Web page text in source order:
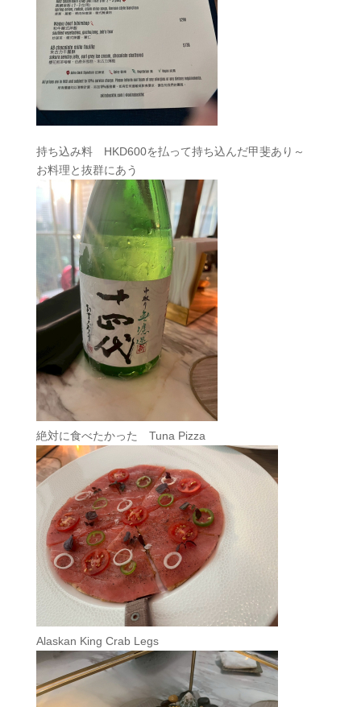
持ち込み料 HKD600を払って持ち込んだ甲斐あり～
お料理と抜群にあう
絶対に食べたかった Tuna Pizza
Alaskan King Crab Legs